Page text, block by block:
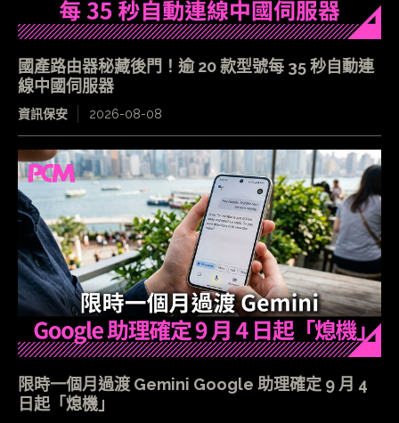
國產路由器秘藏後門！逾 20 款型號每 35 秒自動連
線中國伺服器
資訊保安 2026-08-08
限時一個月過渡 Gemini Google 助理確定 9 月 4
日起「熄機」